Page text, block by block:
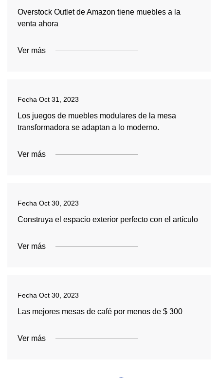
Overstock Outlet de Amazon tiene muebles a la
venta ahora
Ver más
Fecha Oct 31, 2023
Los juegos de muebles modulares de la mesa
transformadora se adaptan a lo moderno.
Ver más
Fecha Oct 30, 2023
Construya el espacio exterior perfecto con el artículo
Ver más
Fecha Oct 30, 2023
Las mejores mesas de café por menos de $ 300
Ver más